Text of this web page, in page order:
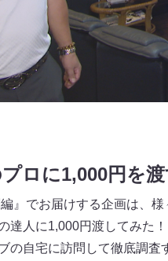
ロに1,000円を
』でお届けする企画は、
達人に1,000円渡してみた
の自宅に訪問して徹底調査